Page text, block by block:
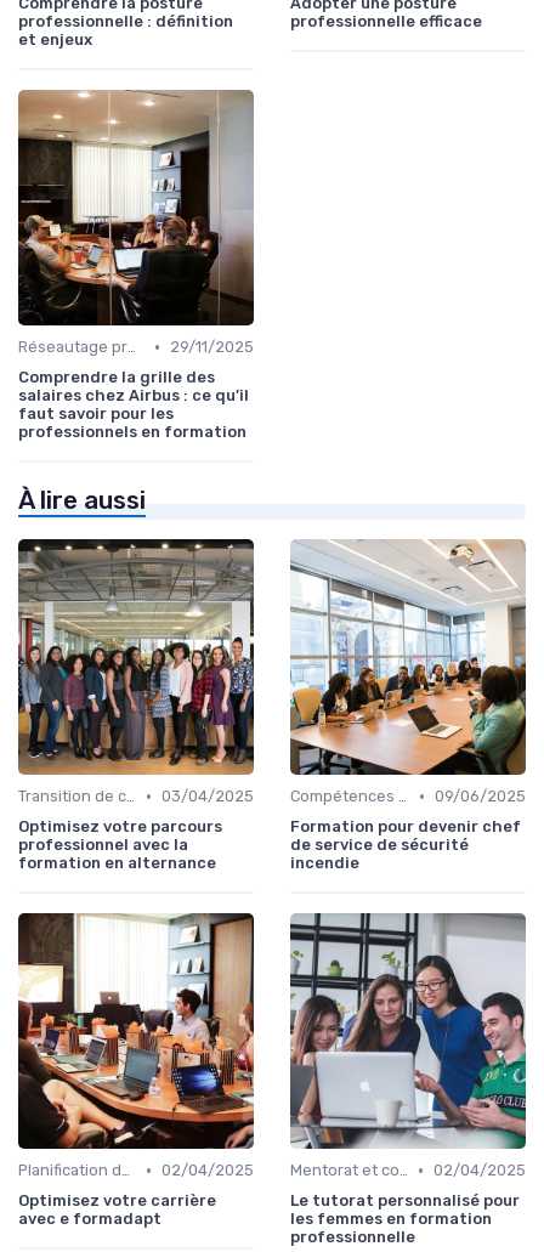
professionnelle : définition
et enjeux
professionnelle efficace
Réseautage professionnel •
29/11/2025
Comprendre la grille des
salaires chez Airbus : ce qu’il
faut savoir pour les
professionnels en formation
À lire aussi
Transition de carrière • 03/04/2025
Optimisez votre parcours
professionnel avec la
formation en alternance
Compétences de leadership • 09/06/2025
Formation pour devenir chef
de service de sécurité
incendie
Planification de carrière • 02/04/2025
Optimisez votre carrière
avec e formadapt
Mentorat et coaching • 02/04/2025
Le tutorat personnalisé pour
les femmes en formation
professionnelle